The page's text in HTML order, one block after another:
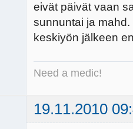
eivät päivät vaan
sunnuntai ja
keskiyön jälkeen
Need a medic!
19.11.2010